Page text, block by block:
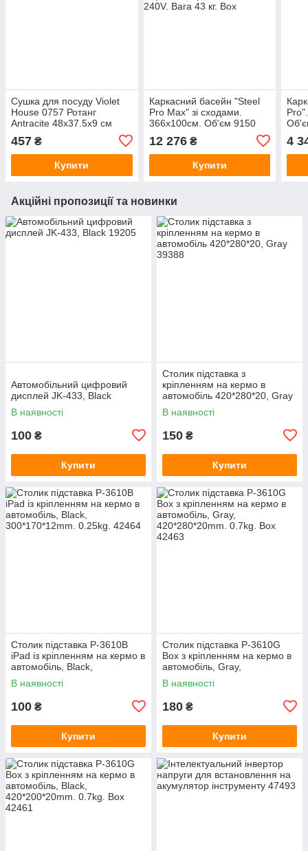
Сушка для посуду Violet
House 0757 Ротанг
Antracite 48х37.5х9 см
457 ₴
Купити
Каркасний басейн "Steel
Pro Max" зі сходами.
366х100см. Об'єм 9150
літрів. Фільтр-насос 220-
240V. Вага 43 кг. Box
12 276₴
Купити
кг.
4
Акційні пропозиції та новинки
Автомобільний цифровий
дисплей JK-433, Black
В наявності
100 ₴
Купити
Столик підставка з
кріпленням на кермо в
автомобіль 420*280*20, Gray
В наявності
150 ₴
Купити
Столик підставка Р-3610B
iPad із кріпленням на кермо в
автомобіль, Black,
300*170*12mm. 0.25kg.
В наявності
100 ₴
Купити
Столик підставка Р-3610G
Box з кріпленням на кермо в
автомобіль, Gray,
420*280*20mm. 0.7kg. Box
В наявності
180 ₴
Купити